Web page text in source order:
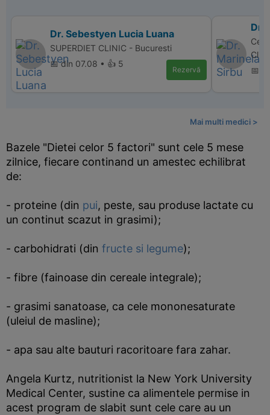
Dr. Sebestyen Lucia Luana
SUPERDIET CLINIC - Bucuresti
📅 din 07.08 • 👍 5
Rezervă
Dr.
📅
Mai multi medici >
Bazele "Dietei celor 5 factori" sunt cele 5 mese
zilnice, fiecare continand un amestec echilibrat
de:
- proteine (din pui, peste, sau produse lactate cu
un continut scazut in grasimi);
- carbohidrati (din fructe si legume);
- fibre (fainoase din cereale integrale);
- grasimi sanatoase, ca cele mononesaturate
(uleiul de masline);
- apa sau alte bauturi racoritoare fara zahar.
Angela Kurtz, nutritionist la New York University
Medical Center, sustine ca alimentele permise in
acest program de slabit sunt cele care au un